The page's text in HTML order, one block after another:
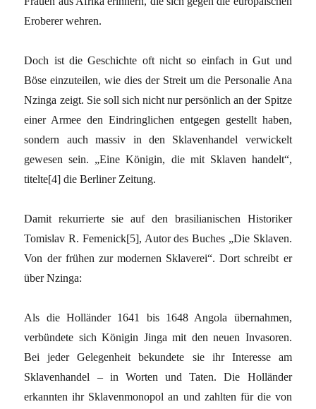
Eroberer wehren.
Doch ist die Geschichte oft nicht so einfach in Gut und
Böse einzuteilen, wie dies der Streit um die Personalie Ana
Nzinga zeigt. Sie soll sich nicht nur persönlich an der Spitze
einer Armee den Eindringlichen entgegen gestellt haben,
sondern auch massiv in den Sklavenhandel verwickelt
gewesen sein. „Eine Königin, die mit Sklaven handelt“,
titelte[4] die Berliner Zeitung.
Damit rekurrierte sie auf den brasilianischen Historiker
Tomislav R. Femenick[5], Autor des Buches „Die Sklaven.
Von der frühen zur modernen Sklaverei“. Dort schreibt er
über Nzinga:
Als die Holländer 1641 bis 1648 Angola übernahmen,
verbündete sich Königin Jinga mit den neuen Invasoren.
Bei jeder Gelegenheit bekundete sie ihr Interesse am
Sklavenhandel – in Worten und Taten. Die Holländer
erkannten ihr Sklavenmonopol an und zahlten für die von